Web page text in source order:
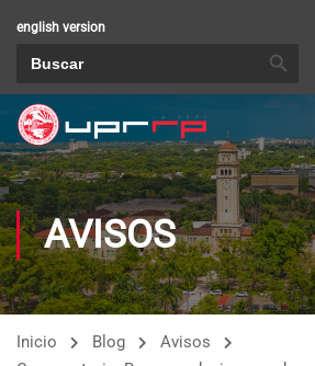
english version
AVISOS
Inicio Blog
Avisos